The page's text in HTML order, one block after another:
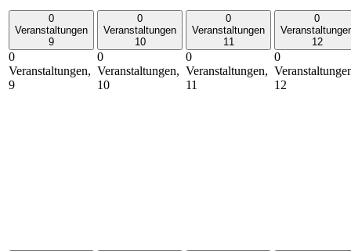
0
Veranstaltungen
9
0
Veranstaltungen,
9
0
Veranstaltungen
10
0
Veranstaltungen,
10
0
Veranstaltungen
11
0
Veranstaltungen,
11
0
12
0
12